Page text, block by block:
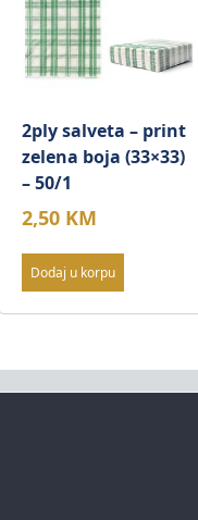
2ply salveta – print
zelena boja (33×33)
– 50/1
2,50 KM
Dodaj u korpu